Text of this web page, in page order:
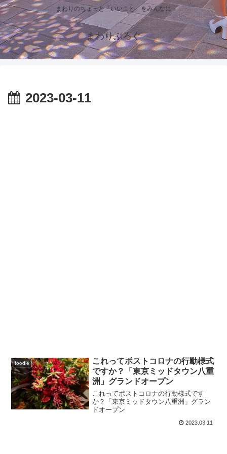
まわりのちょっと「いいこと」をみんなに
まわりぶろぐ
2023-03-11
foodie
これってポストコロナの行動様式
ですか？「東京ミッドタウン八重
洲」グランドオープン
これってポストコロナの行動様式です
か？「東京ミッドタウン八重洲」グラン
ドオープン
2023.03.11